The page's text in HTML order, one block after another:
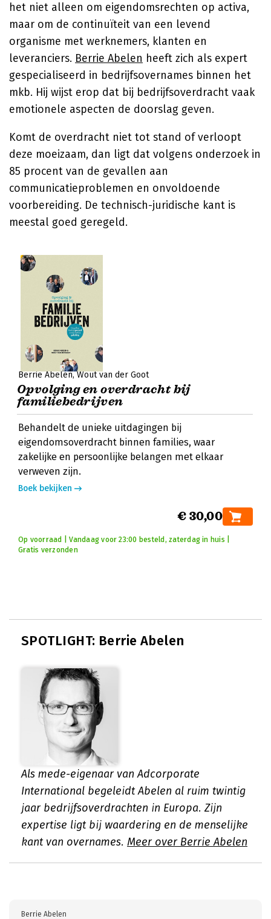
het niet alleen om eigendomsrechten op activa,
maar om de continuïteit van een levend
organisme met werknemers, klanten en
leveranciers. Berrie Abelen heeft zich als expert
gespecialiseerd in bedrijfsovernames binnen het
mkb. Hij wijst erop dat bij bedrijfsoverdracht vaak
emotionele aspecten de doorslag geven.
Komt de overdracht niet tot stand of verloopt
deze moeizaam, dan ligt dat volgens onderzoek in
85 procent van de gevallen aan
communicatieproblemen en onvoldoende
voorbereiding. De technisch-juridische kant is
meestal goed geregeld.
Berrie Abelen Wout van der Goot
Opvolging en overdracht bij
familiebedrijven
Behandelt de unieke uitdagingen bij
eigendomsoverdracht binnen families, waar
zakelijke en persoonlijke belangen met elkaar
verweven zijn.
Boek bekijken
€ 30,00
Op voorraad | Vandaag voor 23:00 besteld, zaterdag in huis |
Gratis verzonden
SPOTLIGHT: Berrie Abelen
Als mede-eigenaar van Adcorporate
International begeleidt Abelen al ruim twintig
jaar bedrijfsoverdrachten in Europa. Zijn
expertise ligt bij waardering en de menselijke
kant van overnames. Meer over Berrie Abelen
Berrie Abelen